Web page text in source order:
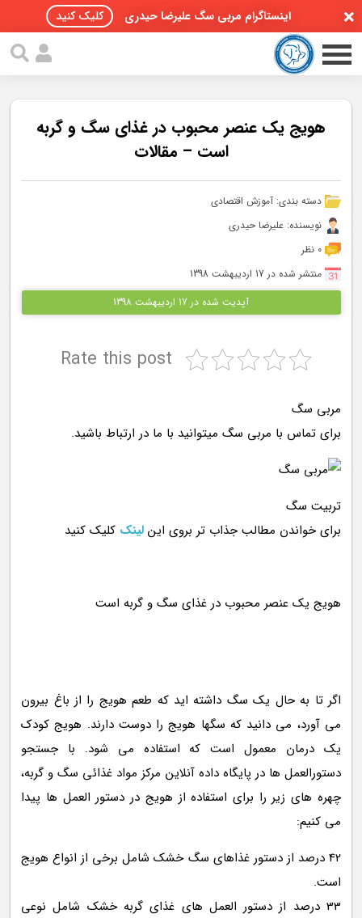
اینستاگرام مربی سگ علیرضا حیدری کلیک کنید
صفحه اصلی
مقالات سگ ها
پادکست سگ ها
سمینار تهران 96
تماس با ما
هویج یک عنصر محبوب در غذای سگ و گربه
است – مقالات
دسته بندی:آموزش اقتصادی
نویسنده: علیرضا حیدری
0 نظر
منتشر شده در 17 اردیبهشت 1398
آپدیت شده در 17 اردیبهشت 1398
Rate this post
مربی سگ
برای تماس با مربی سگ میتوانید با ما در ارتباط باشید.
تربیت سگ
برای خواندن مطالب جذاب تر بروی اینلینک کلیک کنید
اگر تا به حال یک سگ داشته اید که طعم هویج را از باغ بیرون
می آورد، می دانید که سگها هویج را دوست دارند. هویج کودک
یک درمان معمول است که استفاده می شود. با جستجو
دستورالعمل ها در پایگاه داده آنلاین مرکز مواد غذائی سگ و گربه،
چهره های زیر را برای استفاده از هویج در دستور العمل ها پیدا
می کنیم:
42 درصد از دستور غذاهای سگ خشک شامل برخی از انواع هویج
است.
33 درصد از دستور العمل های غذای گربه خشک شامل نوعی